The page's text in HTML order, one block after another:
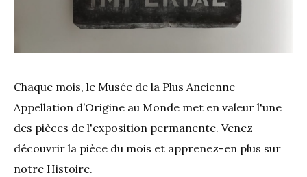
Chaque mois, le Musée de la Plus Ancienne
Appellation d’Origine au Monde met en valeur l'une
des pièces de l'exposition permanente. Venez
découvrir la pièce du mois et apprenez-en plus sur
notre Histoire.